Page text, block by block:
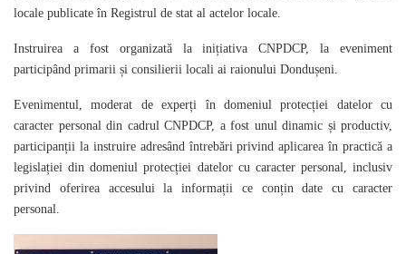
locale publicate în Registrul de stat al actelor locale.
Instruirea a fost organizată la inițiativa CNPDCP, la eveniment
participând primarii și consilierii locali ai raionului Dondușeni.
Evenimentul, moderat de experți în domeniul protecției datelor cu
caracter personal din cadrul CNPDCP, a fost unul dinamic și productiv,
participanții la instruire adresând întrebări privind aplicarea în practică a
legislației din domeniul protecției datelor cu caracter personal, inclusiv
privind oferirea accesului la informații ce conțin date cu caracter
personal.